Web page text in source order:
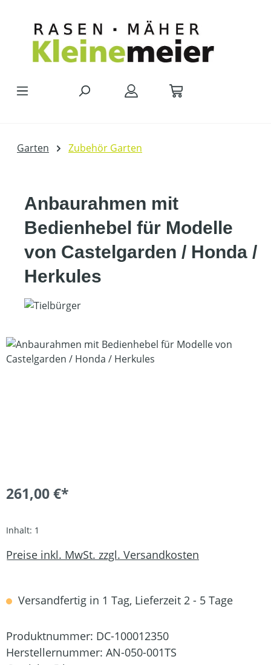
Garten Zubehör Garten
Anbaurahmen mit
Bedienhebel für Modelle
von Castelgarden / Honda /
Herkules
Bildergalerie überspringen
261,00 €*
Inhalt: 1
Preise inkl. MwSt. zzgl. Versandkosten
Versandfertig in 1 Tag, Lieferzeit 2 - 5 Tage
Produktnummer: DC-100012350
Herstellernummer: AN-050-001TS